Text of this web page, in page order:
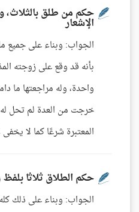
حكم من طلق بالثلاث،
الإشعار
الجواب: وبناء على جميع
بأنه قد وقع على زوجته
واحدة، وله مراجعتها ما
خرجت من العدة لم تحل له
المعتبرة شرعًا كما لا
حكم الطلاق ثلاثا
الجواب: وبناء على ذلك